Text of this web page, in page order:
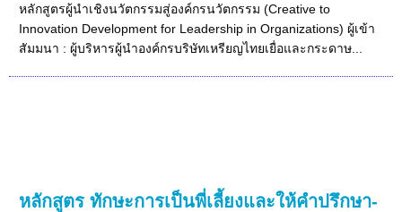
หลักสูตรผู้นำเชิงนวัตกรรมสู่องค์กรนวัตกรรม (Creative to
Innovation Development for Leadership in Organizations) ผู้เข้า
สัมมนา : ผู้บริหารผู้นำองค์กรบริษัทเหรียญไทยเยื่อและกระดาษ...
หลักสูตร ทักษะการเป็นพี่เลี้ยงและให้คำปรึกษา-